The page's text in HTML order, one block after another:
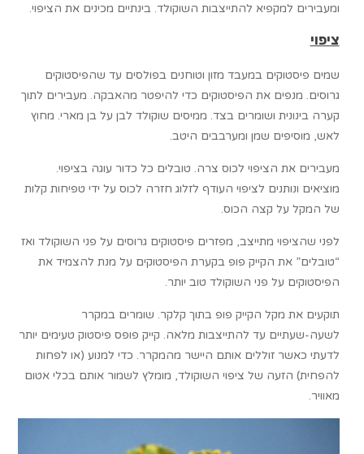
ומעבירים למקפיא להתייצבות השוקולד. בינתיים מכינים את הציפוי.
ציפוי
שמים פיסטוקים במעבד מזון וטוחנים בפולסים עד שהפיסטוקים
גרוסים. מנפים את הפיסטוקים כדי להיפטר מהאבקה. מעבירים לתוך
קערה בינונית ושומרים בצד. ממיסים שוקולד לבן על בן מארי. מחוץ
לאש, מוסיפים שמן ומערבבים היטב.
מעבירים את הציפוי לכוס צרה. טובלים כל כדור עוגה בציפוי.
מוציאים ונותנים לציפוי העודף לזלוג חזרה לכוס על ידי טפיחות קלות
של המקל על קצה הכוס.
לפני שהציפוי מתייצב, מפזרים פיסטוקים גרוסים על פני השוקולד ואז
“טובלים” את הקייק פופ בקערת הפיסטוקים על מנת להצמיד את
הפיסטוקים על פני השוקולד טוב יותר.
תוקעים את מקל הקייק פופ בתוך קלקר. שומרים במקרר
לשעה-שעתיים עד להתייצבות מלאה. קייק פופס פיסטוק טעימים יותר
לדעתי כאשר זוללים אותם היישר מהמקרר. כדי למנוע (או לפחות
להפחית) הזעה של ציפוי השוקולד, מומלץ לשמור אותם בכלי אטום
מאוויר.